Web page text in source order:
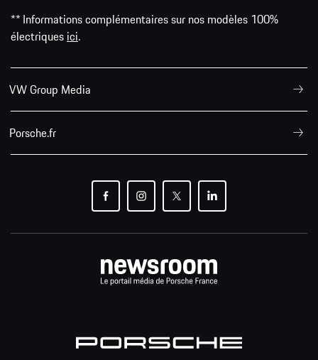
** Informations complémentaires sur nos modèles 100%
électriques ici.
VW Group Media
Porsche.fr